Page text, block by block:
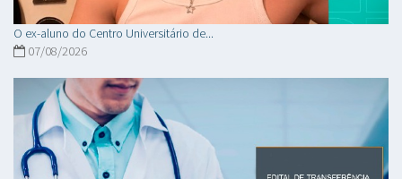
O ex-aluno do Centro Universitário de...
07/08/2026